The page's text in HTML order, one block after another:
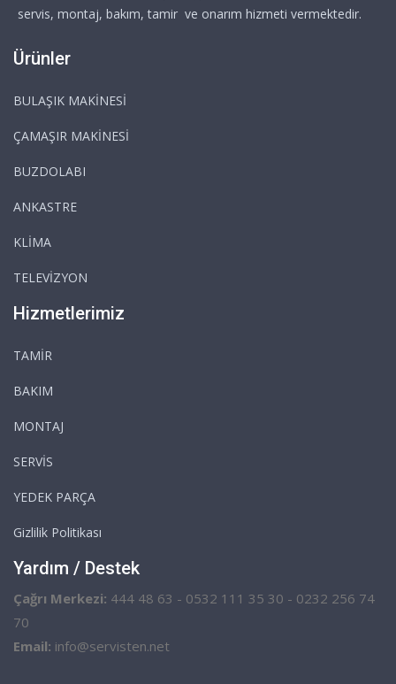
servis, montaj, bakım, tamir ve onarım hizmeti vermektedir.
Ürünler
BULAŞIK MAKİNESİ
ÇAMAŞIR MAKİNESİ
BUZDOLABI
ANKASTRE
KLİMA
TELEVİZYON
Hizmetlerimiz
TAMİR
BAKIM
MONTAJ
SERVİS
YEDEK PARÇA
Gizlilik Politikası
Yardım / Destek
Çağrı Merkezi: 444 48 63 - 0532 111 35 30 - 0232 256 74
70
Email: info@servisten.net